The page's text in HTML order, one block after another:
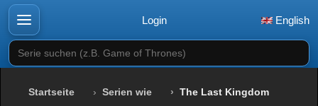
Login English
Serie suchen (z.B. Game of Thrones)
Startseite Serien wie The Last Kingdom